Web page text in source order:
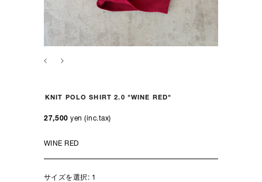
KNIT POLO SHIRT 2.0 "WINE RED"
27,500 yen (inc.tax)
サイズを選択: 1